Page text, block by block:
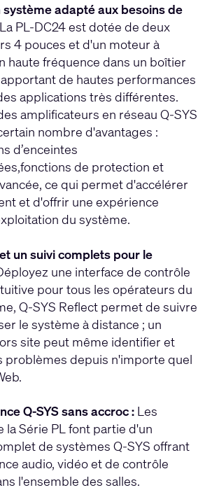
système adapté aux besoins de
La PL-DC24 est dotée de deux
4 pouces et d'un moteur à
haute fréquence dans un boîtier
de hautes performances
applications très différentes.
amplificateurs en réseau Q-SYS
nombre d'avantages :
d’enceintes
de protection et
ce qui permet d'accélérer
et d'offrir une expérience
du système.
un suivi complets pour le
une interface de contrôle
pour tous les opérateurs du
Q-SYS Reflect permet de suivre
le système à distance ; un
site peut même identifier et
problèmes depuis n'importe quel
Q-SYS sans accroc : Les
la Série PL font partie d'un
de systèmes Q-SYS offrant
audio, vidéo et de contrôle
l'ensemble des salles.